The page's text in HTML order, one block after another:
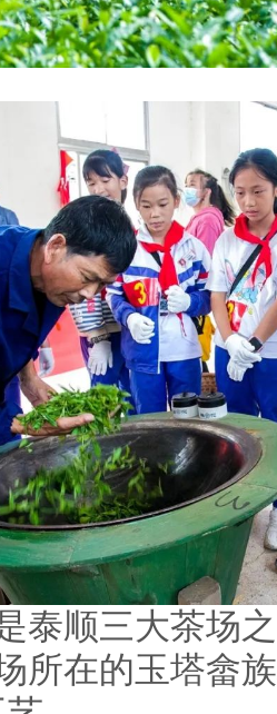
顺三大茶场之
所在的玉塔畲